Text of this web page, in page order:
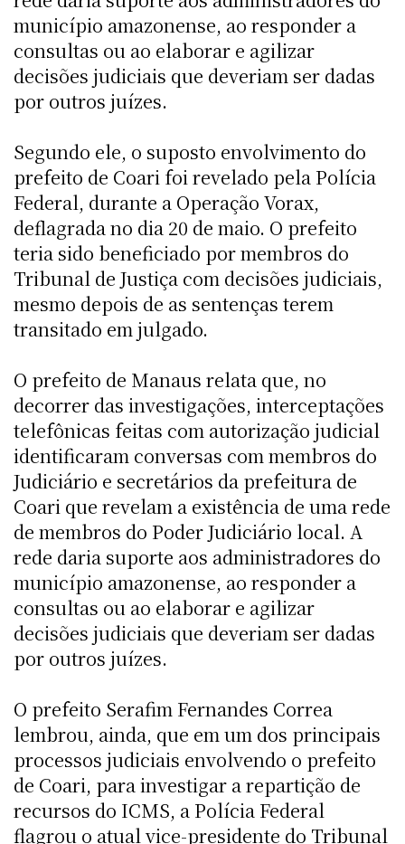
município amazonense, ao responder a
consultas ou ao elaborar e agilizar
decisões judiciais que deveriam ser dadas
por outros juízes.
Segundo ele, o suposto envolvimento do
prefeito de Coari foi revelado pela Polícia
Federal, durante a Operação Vorax,
deflagrada no dia 20 de maio. O prefeito
teria sido beneficiado por membros do
Tribunal de Justiça com decisões judiciais,
mesmo depois de as sentenças terem
transitado em julgado.
O prefeito de Manaus relata que, no
decorrer das investigações, interceptações
telefônicas feitas com autorização judicial
identificaram conversas com membros do
Judiciário e secretários da prefeitura de
Coari que revelam a existência de uma rede
de membros do Poder Judiciário local. A
rede daria suporte aos administradores do
município amazonense, ao responder a
consultas ou ao elaborar e agilizar
decisões judiciais que deveriam ser dadas
por outros juízes.
O prefeito Serafim Fernandes Correa
lembrou, ainda, que em um dos principais
processos judiciais envolvendo o prefeito
de Coari, para investigar a repartição de
recursos do ICMS, a Polícia Federal
flagrou o atual vice-presidente do Tribunal